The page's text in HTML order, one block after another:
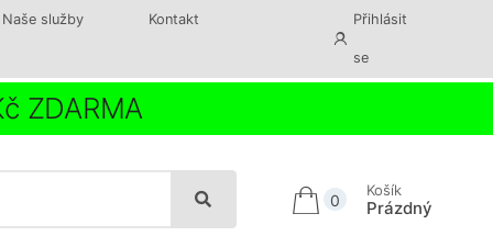
Naše služby Kontakt Přihlásit
se
ZDARMA
0
Košík
Prázdný